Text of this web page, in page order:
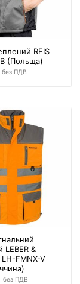
REIS
(Польща)
без ПДВ
LEBER &
FMNX-V
без ПДВ